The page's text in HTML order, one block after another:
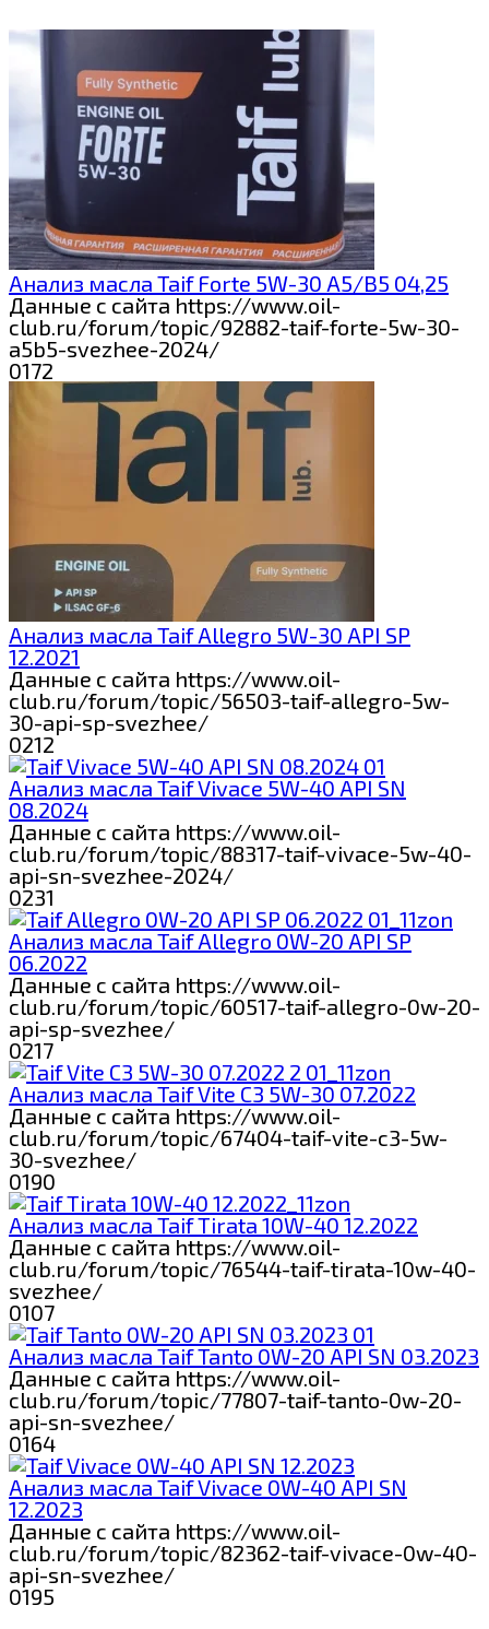
Анализ масла Taif Forte 5W-30 A5/B5 04,25
Данные с сайта https://www.oil-
club.ru/forum/topic/92882-taif-forte-5w-30-
a5b5-svezhee-2024/
0172
Анализ масла Taif Allegro 5W-30 API SP
12.2021
Данные с сайта https://www.oil-
club.ru/forum/topic/56503-taif-allegro-5w-
30-api-sp-svezhee/
0212
Анализ масла Taif Vivace 5W-40 API SN
08.2024
Данные с сайта https://www.oil-
club.ru/forum/topic/88317-taif-vivace-5w-40-
api-sn-svezhee-2024/
0231
Анализ масла Taif Allegro 0W-20 API SP
06.2022
Данные с сайта https://www.oil-
club.ru/forum/topic/60517-taif-allegro-0w-20-
api-sp-svezhee/
0217
Анализ масла Taif Vite C3 5W-30 07.2022
Данные с сайта https://www.oil-
club.ru/forum/topic/67404-taif-vite-c3-5w-
30-svezhee/
0190
Анализ масла Taif Tirata 10W-40 12.2022
Данные с сайта https://www.oil-
club.ru/forum/topic/76544-taif-tirata-10w-40-
svezhee/
0107
Анализ масла Taif Tanto 0W-20 API SN 03.2023
Данные с сайта https://www.oil-
club.ru/forum/topic/77807-taif-tanto-0w-20-
api-sn-svezhee/
0164
Анализ масла Taif Vivace 0W-40 API SN
12.2023
Данные с сайта https://www.oil-
club.ru/forum/topic/82362-taif-vivace-0w-40-
api-sn-svezhee/
0195